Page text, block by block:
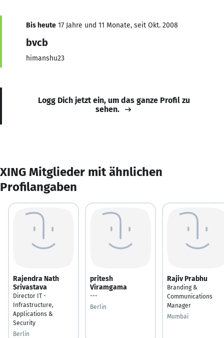
Bis heute 17 Jahre und 11 Monate, seit Okt. 2008
bvcb
himanshu23
Logg Dich jetzt ein, um das ganze Profil zu
sehen.
XING Mitglieder mit ähnlichen
Profilangaben
Rajendra Nath
Srivastava
Director IT -
Infrastructure,
Applications &
Security
Berlin
pritesh
Viramgama
---
Berlin
Rajiv Prabhu
Branding &
Communications
Manager
Mumbai